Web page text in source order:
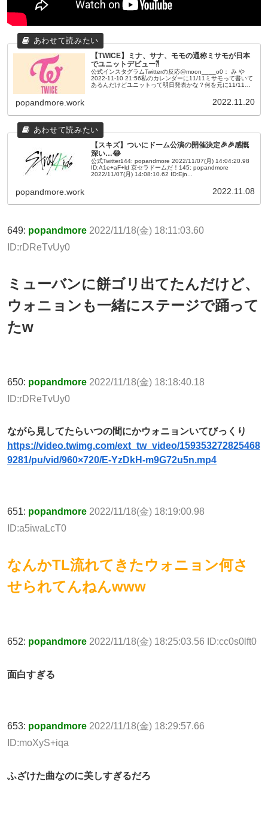
【TWICE】ミナ、サナ、モモの通称ミサモが日本
でユニットデビュー⁈
公式インスタグラムTwitterの反応@moon____o0： み や
2022-11-10 21:56私のカレンダーに11/11ミサモって書いて
あるんだけどユニットって明日発表かな？何を元に11/11に
popandmore.work 2022.11.20
【スキズ】ついにドーム公演の開催決定🎉🎉感慨
深い…😂
公式Twitter144: popandmore 2022/11/07(月) 14:04:20.98
ID:A1e+aF+ld 京セラドームだ！145: popandmore
2022/11/07(月) 14:08:10.62 ID:Ejn...
popandmore.work 2022.11.08
649: popandmore 2022/11/18(金) 18:11:03.60
ID:rDReTvUy0
ミューバンに餅ゴリ出てたんだけど、
ウォニョンも一緒にステージで踊って
たw
650: popandmore 2022/11/18(金) 18:18:40.18
ID:rDReTvUy0
ながら見してたらいつの間にかウォニョンいてびっくり
https://video.twimg.com/ext_tw_video/159353272825468
9281/pu/vid/960×720/E-YzDkH-m9G72u5n.mp4
651: popandmore 2022/11/18(金) 18:19:00.98
ID:a5iwaLcT0
なんかTL流れてきたウォニョン何さ
せられてんねんwww
652: popandmore 2022/11/18(金) 18:25:03.56 ID:cc0s0lft0
面白すぎる
653: popandmore 2022/11/18(金) 18:29:57.66
ID:moXyS+iqa
ふざけた曲なのに美しすぎるだろ